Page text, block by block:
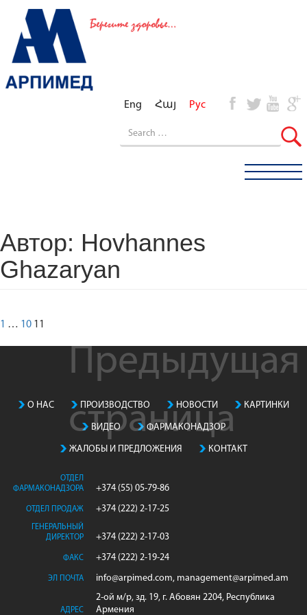
Eng Հայ Рус
Автор: Hovhannes
Ghazaryan
Навигация
по
записямПредыдущая
страница
Страница
1 … Страница
10 Страница
11
О НАС ПРОИЗВОДСТВO НОВОСТИ КАРТИНКИ
ВИДЕО ФАРМАКОНАДЗОР
ЖАЛОБЫ И ПРЕДЛОЖЕНИЯ КОНТАКТ
ОТДЕЛ
ФАРМАКОНАДЗОРА
+374 (55) 05-79-86
ОТДЕЛ ПРОДАЖ +374 (222) 2-17-25
ГЕНЕРАЛЬНЫЙ
ДИРЕКТОР
+374 (222) 2-17-03
ФАКС +374 (222) 2-19-24
ЭЛ ПОЧТА info@arpimed.com, management@arpimed.am
АДРЕС
2-ой м/р, зд. 19, г. Абовян 2204, Республика
Армения